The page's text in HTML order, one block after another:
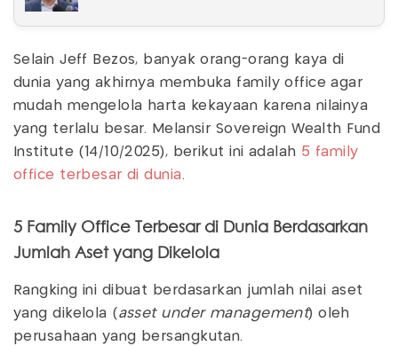
Selain Jeff Bezos, banyak orang-orang kaya di
dunia yang akhirnya membuka family office agar
mudah mengelola harta kekayaan karena nilainya
yang terlalu besar. Melansir Sovereign Wealth Fund
Institute (14/10/2025), berikut ini adalah 5 family
office terbesar di dunia.
5 Family Office Terbesar di Dunia Berdasarkan
Jumlah Aset yang Dikelola
Rangking ini dibuat berdasarkan jumlah nilai aset
yang dikelola ( asset under management) oleh
perusahaan yang bersangkutan.